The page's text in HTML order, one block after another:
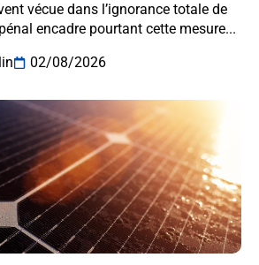
vécue dans l’ignorance totale de
encadre pourtant cette mesure...
02/08/2026